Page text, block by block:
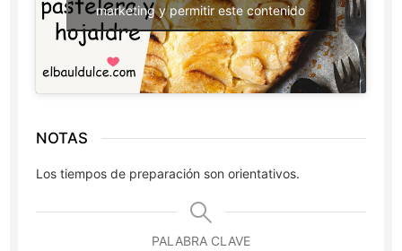
marketing y permitir este contenido
NOTAS
Los tiempos de preparación son orientativos.
PALABRA CLAVE